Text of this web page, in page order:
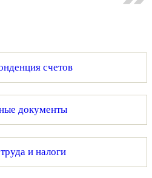
счетов
документы
и налоги